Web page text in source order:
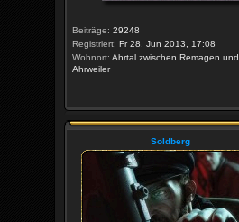
Beiträge: 29248
Registriert: Fr 28. Jun 2013, 17:08
Wohnort: Ahrtal zwischen Remagen und
Ahrweiler
Soldberg